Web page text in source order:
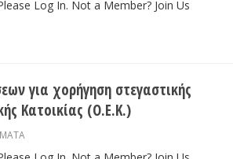
Log In. Not a Member? Join Us
για χορήγηση στεγαστικής
Κατοικίας (Ο.Ε.Κ.)